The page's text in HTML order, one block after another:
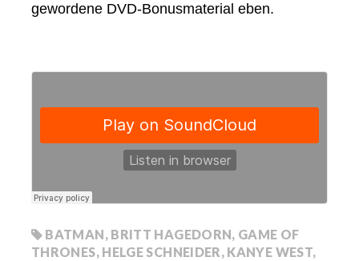
gewordene DVD-Bonusmaterial eben.
BATMAN, BRITT HAGEDORN, GAME OF
THRONES, HELGE SCHNEIDER, KANYE WEST,